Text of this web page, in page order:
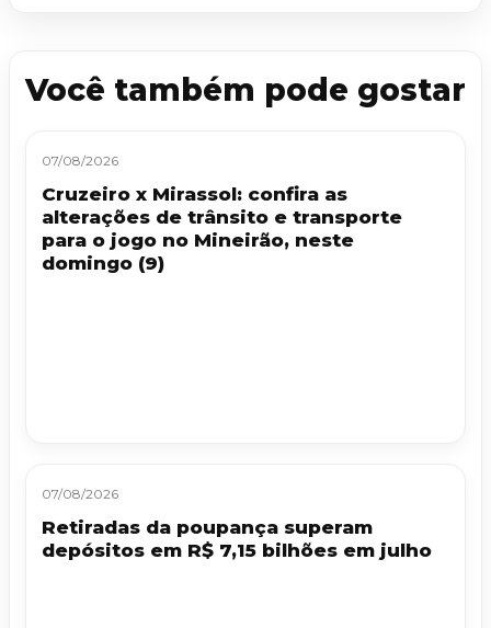
Você também pode gostar
07/08/2026
Cruzeiro x Mirassol: confira as
alterações de trânsito e transporte
para o jogo no Mineirão, neste
domingo (9)
07/08/2026
Retiradas da poupança superam
depósitos em R$ 7,15 bilhões em julho